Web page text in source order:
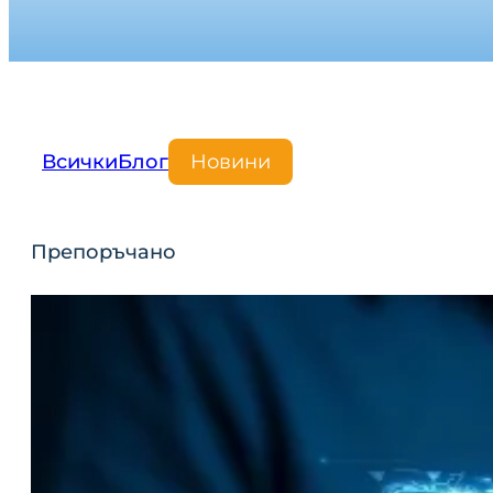
ВсичкиБлог Новини
Препоръчано